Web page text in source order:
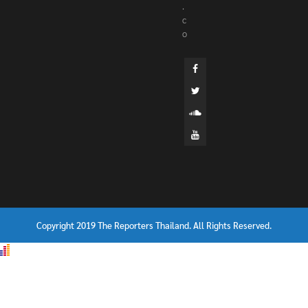
.
c
o
Copyright 2019 The Reporters Thailand. All Rights Reserved.